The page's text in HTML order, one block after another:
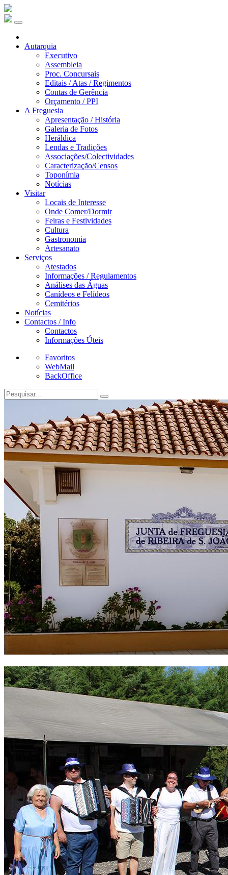
Autarquia
Executivo
Assembleia
Proc. Concursais
Editais / Atas / Regimentos
Contas de Gerência
Orçamento / PPI
A Freguesia
Apresentação / História
Galeria de Fotos
Heráldica
Lendas e Tradições
Associações/Colectividades
Caracterização/Censos
Toponímia
Notícias
Visitar
Locais de Interesse
Onde Comer/Dormir
Feiras e Festividades
Cultura
Gastronomia
Artesanato
Serviços
Atestados
Informações / Regulamentos
Análises das Águas
Canídeos e Felídeos
Cemitérios
Notícias
Contactos / Info
Contactos
Informações Úteis
Favoritos
WebMail
BackOffice